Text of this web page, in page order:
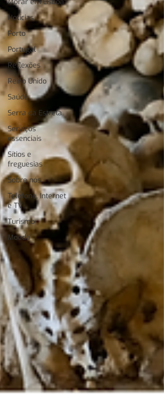
Notícias
Porto
Portugal
Reflexões
Reino Unido
Saúde
Serra da Estrela
Serviços
essenciais
Sítios e
freguesias
Sobre nós
Telefone, Internet
e TV
Turismo
Moeda